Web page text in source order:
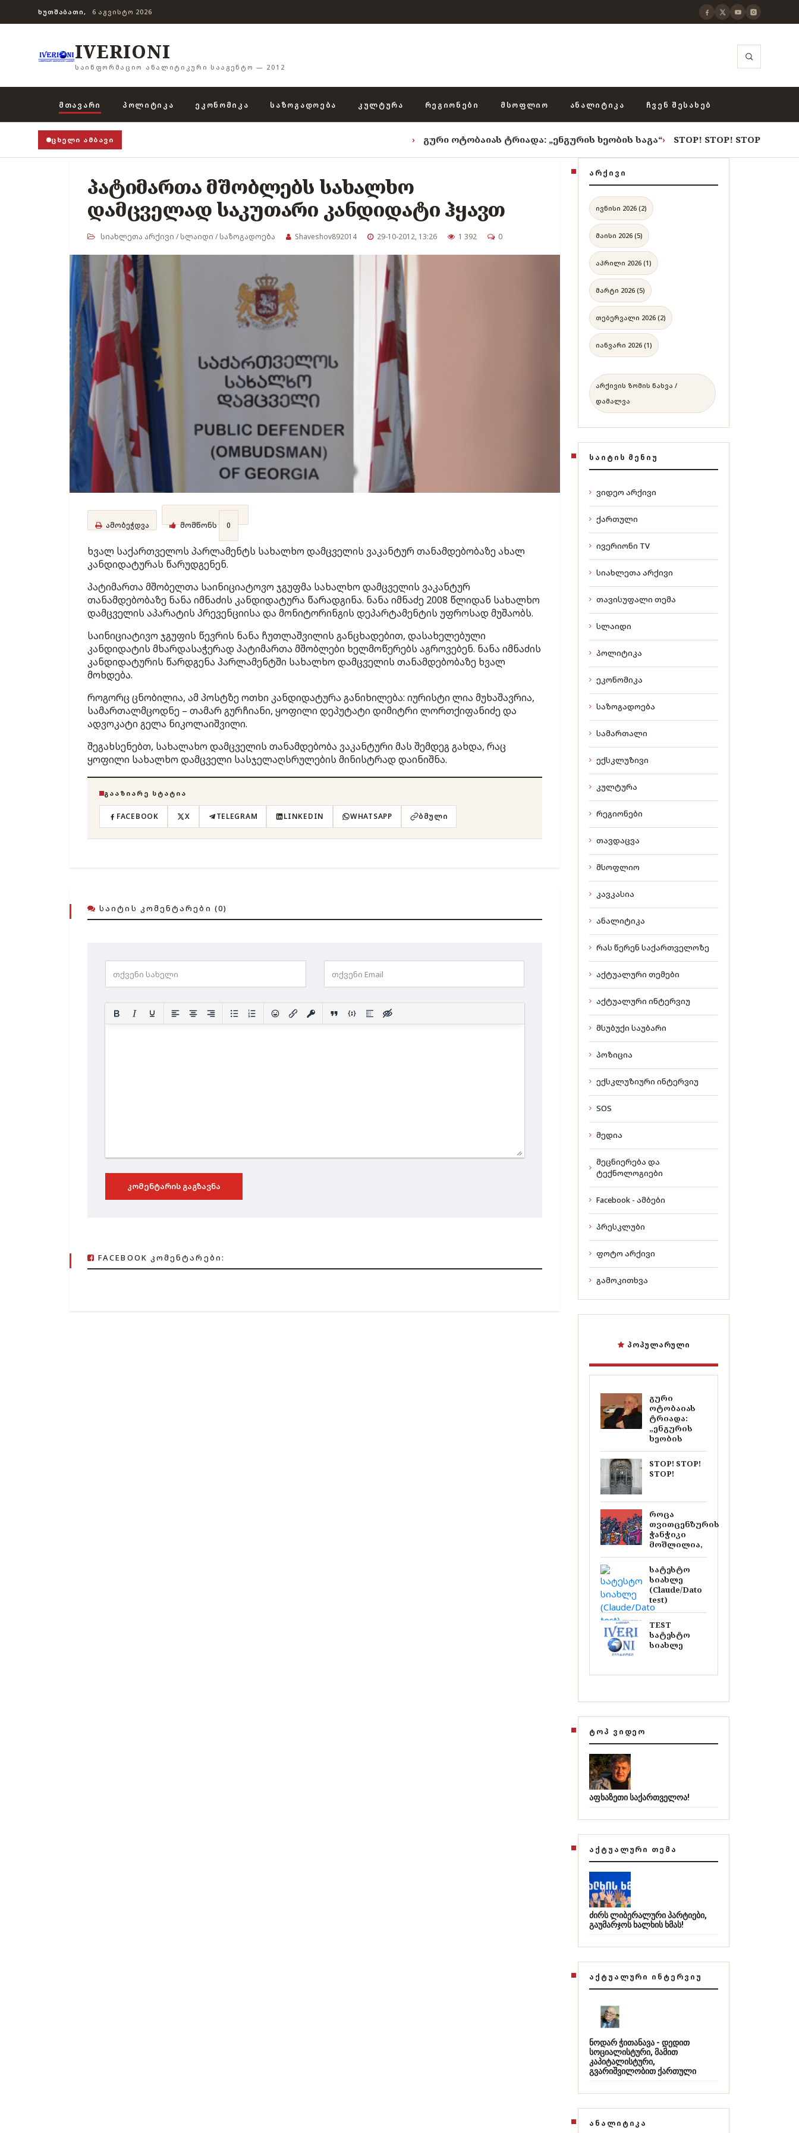
ᲮᲣᲗᲨᲐᲑᲐᲗᲘ, 6 ᲐᲒᲕᲘᲡᲢᲝ 2026
IVERIONI
ᲡᲐᲘᲜᲤᲝᲠᲛᲐᲪᲘᲝ ᲐᲜᲐᲚᲘᲢᲘᲙᲣᲠᲘ ᲡᲐᲐᲒᲔᲜᲢᲝ — 2012
ᲛᲗᲐᲕᲐᲠᲘ ᲞᲝᲚᲘᲢᲘᲙᲐ ᲔᲙᲝᲜᲝᲛᲘᲙᲐ ᲡᲐᲖᲝᲒᲐᲓᲝᲔᲑᲐ ᲙᲣᲚᲢᲣᲠᲐ ᲠᲔᲒᲘᲝᲜᲔᲑᲘ ᲛᲡᲝᲤᲚᲘᲝ ᲐᲜᲐᲚᲘᲢᲘᲙᲐ ᲩᲕᲔᲜ ᲨᲔᲡᲐᲮᲔᲑ
ᲪᲮᲔᲚᲘ ᲐᲛᲑᲐᲕᲘ გური ოტობაიას ტრიადა: „ენგურის ხეობის საგა“› STOP! STOP! STOP! › როცა
პატიმართა მშობლებს სახალხო
დამცველად საკუთარი კანდიდატი ჰყავთ
სიახლეთა არქივი /სლაიდი /საზოგადოება Shaveshov892014 29-10-2012, 13:26 1 392 0
ამობეჭდვა მომწონს 0
ხვალ საქართველოს პარლამენტს სახალხო დამცველის ვაკანტურ თანამდებობაზე ახალ
კანდიდატურას წარუდგენენ.
პატიმართა მშობელთა საინიციატოვო ჯგუფმა სახალხო დამცველის ვაკანტურ
თანამდებობაზე ნანა იმნაძის კანდიდატურა წარადგინა. ნანა იმნაძე 2008 წლიდან სახალხო
დამცველის აპარატის პრევენციისა და მონიტორინგის დეპარტამენტის უფროსად მუშაობს.
საინიციატივო ჯგუფის წევრის ნანა ჩუთლაშვილის განცხადებით, დასახელებული
კანდიდატის მხარდასაჭერად პატიმართა მშობლები ხელმოწერებს აგროვებენ. ნანა იმნაძის
კანდიდატურის წარდგენა პარლამენტში სახალხო დამცველის თანამდებობაზე ხვალ
მოხდება.
როგორც ცნობილია, ამ პოსტზე ოთხი კანდიდატურა განიხილება: იურისტი ლია მუხაშავრია,
სამართალმცოდნე – თამარ გურჩიანი, ყოფილი დეპუტატი დიმიტრი ლორთქიფანიძე და
ადვოკატი გელა ნიკოლაიშვილი.
შეგახსენებთ, სახალახო დამცველის თანამდებობა ვაკანტური მას შემდეგ გახდა, რაც
ყოფილი სახალხო დამცველი სასჯელაღსრულების მინისტრად დაინიშნა.
ᲒᲐᲐᲖᲘᲐᲠᲔ ᲡᲢᲐᲢᲘᲐ
FACEBOOK X TELEGRAM LINKEDIN WHATSAPP ᲑᲛᲣᲚᲘ
ᲡᲐᲘᲢᲘᲡ ᲙᲝᲛᲔᲜᲢᲐᲠᲔᲑᲘ (0)
ᲙᲝᲛᲔᲜᲢᲐᲠᲘᲡ ᲒᲐᲒᲖᲐᲕᲜᲐ
FACEBOOK ᲙᲝᲛᲔᲜᲢᲐᲠᲔᲑᲘ:
ᲐᲠᲥᲘᲕᲘ
ივნისი 2026 (2)
მაისი 2026 (5)
აპრილი 2026 (1)
მარტი 2026 (5)
თებერვალი 2026 (2)
იანვარი 2026 (1)
არქივის ზომის ნახვა /
დამალვა
ᲡᲐᲘᲢᲘᲡ ᲛᲔᲜᲘᲣ
ვიდეო არქივი
ქართული
ივერიონი TV
სიახლეთა არქივი
თავისუფალი თემა
სლაიდი
პოლიტიკა
ეკონომიკა
საზოგადოება
სამართალი
ექსკლუზივი
კულტურა
რეგიონები
თავდაცვა
მსოფლიო
კავკასია
ანალიტიკა
რას წერენ საქართველოზე
აქტუალური თემები
აქტუალური ინტერვიუ
მსუბუქი საუბარი
პოზიცია
ექსკლუზიური ინტერვიუ
SOS
მედია
მეცნიერება და
ტექნოლოგიები
Facebook - ამბები
პრესკლუბი
ფოტო არქივი
გამოკითხვა
ᲞᲝᲞᲣᲚᲐᲠᲣᲚᲘ
გური
ოტობაიას
ტრიადა:
„ენგურის
ხეობის
STOP! STOP!
STOP!
როცა
თვითცენზურის
ჭანჭიკი
მოშლილია,
სატესტო
სიახლე
(Claude/Dato
test)
TEST
სატესტო
სიახლე
ᲢᲝᲞ ᲕᲘᲓᲔᲝ
აფხაზეთი საქართველოა!
ᲐᲥᲢᲣᲐᲚᲣᲠᲘ ᲗᲔᲛᲐ
ძირს ლიბერალური პარტიები,
გაუმარჯოს ხალხის ხმას!
ᲐᲥᲢᲣᲐᲚᲣᲠᲘ ᲘᲜᲢᲔᲠᲕᲘᲣ
ნოდარ ჭითანავა - დედით
სოციალისტური, მამით
კაპიტალისტური,
გვარიშვილობით ქართული
ᲐᲜᲐᲚᲘᲢᲘᲙᲐ